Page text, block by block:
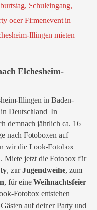
Elchesheim-
Illingen in Baden-
Deutschland. In
demnach jährlich ca. 16
nach Fotoboxen auf
wir die Look-Fotobox
Miete jetzt die Fotobox für
, zurJugendweihe, zum
, für eine Weihnachtsfeier
Fotobox entstehen
auf deiner Party und